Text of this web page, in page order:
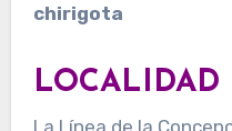
chirigota
LOCALIDAD